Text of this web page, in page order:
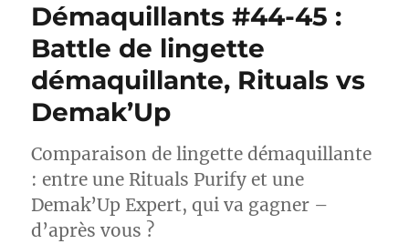
Démaquillants #44-45 :
Battle de lingette
démaquillante, Rituals vs
Demak’Up
Comparaison de lingette démaquillante
: entre une Rituals Purify et une
Demak’Up Expert, qui va gagner –
d’après vous ?